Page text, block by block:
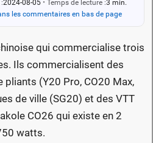
2024-08-05 • Temps de lecture :3 min.
les commentaires en bas de page
qui commercialise trois
Ils commercialisent des
(Y20 Pro, CO20 Max,
de ville (SG20) et des VTT
CO26 qui existe en 2
watts.